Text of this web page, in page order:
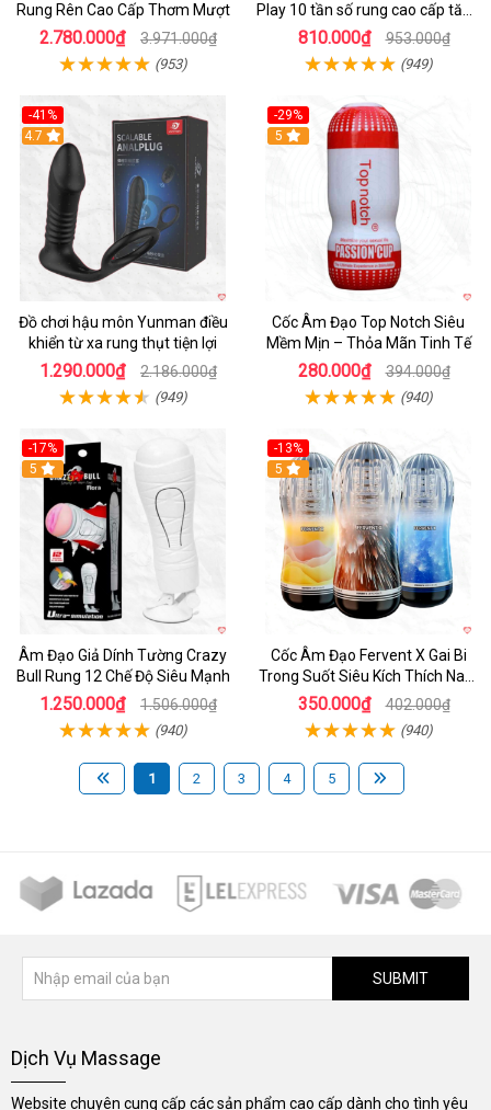
Rung Rên Cao Cấp Thơm Mượt
2.780.000₫ 3.971.000₫
(953)
Play 10 tần số rung cao cấp tăng
khoái cảm
810.000₫ 953.000₫
(949)
-41%
Hot
4.7
Đồ chơi hậu môn Yunman điều
khiển từ xa rung thụt tiện lợi
1.290.000₫ 2.186.000₫
(949)
-29%
5
Cốc Âm Đạo Top Notch Siêu
Mềm Mịn – Thỏa Mãn Tinh Tế
280.000₫ 394.000₫
(940)
-17%
5
Âm Đạo Giả Dính Tường Crazy
Bull Rung 12 Chế Độ Siêu Mạnh
1.250.000₫ 1.506.000₫
(940)
-13%
Hot
5
Cốc Âm Đạo Fervent X Gai Bi
Trong Suốt Siêu Kích Thích Nam
Giới
350.000₫ 402.000₫
(940)
1 2 3 4 5
SUBMIT
Dịch Vụ Massage
Website chuyên cung cấp các sản phẩm cao cấp dành cho tình yêu